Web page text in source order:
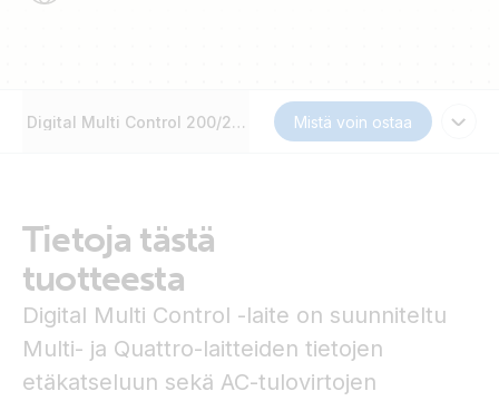
Digital Multi Control 200/200A GX Mistä voin ostaa
Tietoja tästä
tuotteesta
Digital Multi Control -laite on suunniteltu
Multi- ja Quattro-laitteiden tietojen
etäkatseluun sekä AC-tulovirtojen